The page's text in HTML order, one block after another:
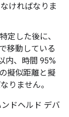
ければなりま
定した後に、
移動している
内、時間 95%
擬似距離と擬
りません。
ドヘルド デバ